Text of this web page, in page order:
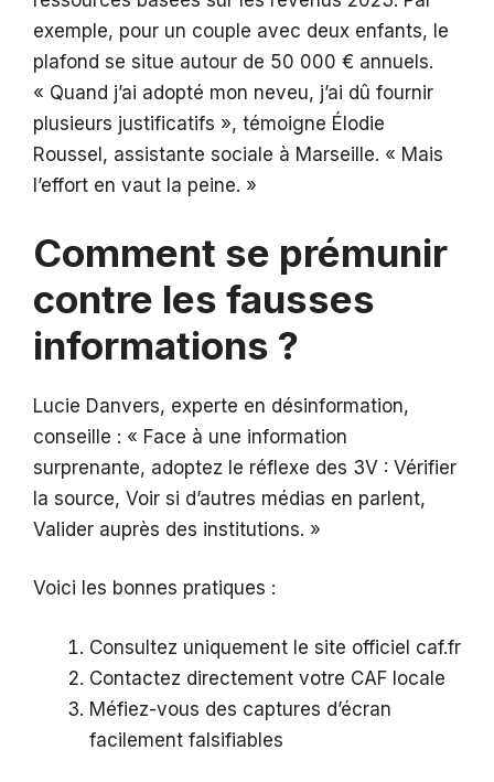
exemple, pour un couple avec deux enfants, le
plafond se situe autour de 50 000 € annuels.
« Quand j’ai adopté mon neveu, j’ai dû fournir
plusieurs justificatifs », témoigne Élodie
Roussel, assistante sociale à Marseille. « Mais
l’effort en vaut la peine. »
Comment se prémunir
contre les fausses
informations ?
Lucie Danvers, experte en désinformation,
conseille : « Face à une information
surprenante, adoptez le réflexe des 3V : Vérifier
la source, Voir si d’autres médias en parlent,
Valider auprès des institutions. »
Voici les bonnes pratiques :
Consultez uniquement le site officiel caf.fr
Contactez directement votre CAF locale
Méfiez-vous des captures d’écran
facilement falsifiables